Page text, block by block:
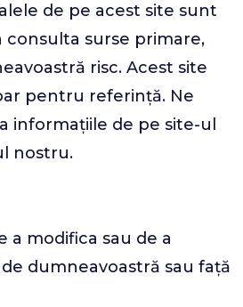
de pe acest site sunt
surse primare,
risc. Acest site
pentru referință. Ne
informațiile de pe site-ul
nostru.
modifica sau de a
dumneavoastră sau față